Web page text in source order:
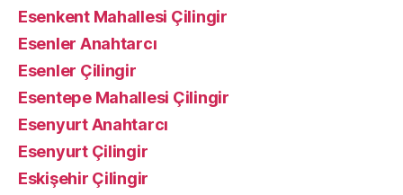
Esenkent Mahallesi Çilingir
Esenler Anahtarcı
Esenler Çilingir
Esentepe Mahallesi Çilingir
Esenyurt Anahtarcı
Esenyurt Çilingir
Eskişehir Çilingir